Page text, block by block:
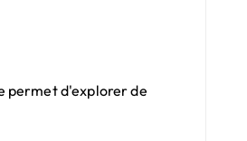
permet d'explorer de